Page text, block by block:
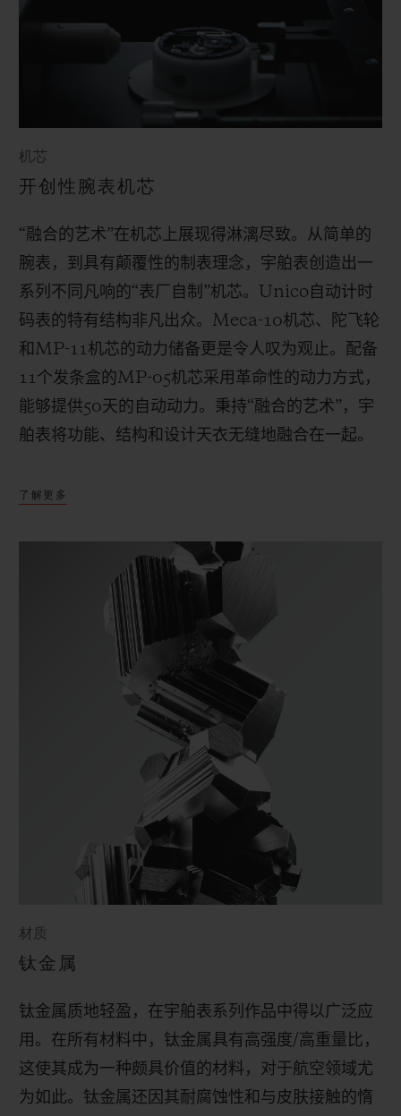
机芯
开创性腕表机芯
“融合的艺术”在机芯上展现得淋漓尽致。从简单的
腕表，到具有颠覆性的制表理念，宇舶表创造出一
系列不同凡响的“表厂自制”机芯。 Unico 自动计时
码表的特有结构非凡出众。 Meca-10机芯、陀飞轮
和 MP-11机芯的动力储备更是令人叹为观止。配备
11个发条盒的MP-05机芯采用革命性的动力方式，
能够提供50天的自动动力。秉持“融合的艺术”，宇
舶表将功能、结构和设计天衣无缝地融合在一起。
了解更多
材质
钛金属
钛金属质地轻盈，在宇舶表系列作品中得以广泛应
用。在所有材料中，钛金属具有高强度/高重量比，
这使其成为一种颇具价值的材料，对于航空领域尤
为如此。钛金属还因其耐腐蚀性和与皮肤接触的惰